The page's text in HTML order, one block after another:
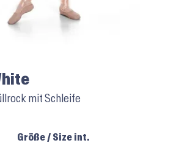
mit Schleife
Größe / Size int.